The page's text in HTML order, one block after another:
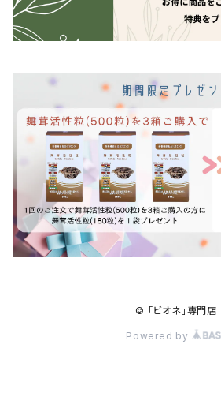
© 「ビオネ」専門店
Powered by